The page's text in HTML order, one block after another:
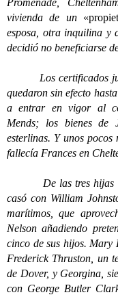
Promenade,
vivienda de un
esposa, otra inquilina y
decidió no beneficiarse
Los certificados
quedaron sin efecto
a entrar en vigor al
Mends; los bienes de
esterlinas. Y unos pocos
fallecía Frances en
De las tres hijas de
casó con William
marítimos, que
Nelson añadiendo
cinco de sus hijos.
Frederick Thruston, un
de Dover, y Georgina,
con George Butler